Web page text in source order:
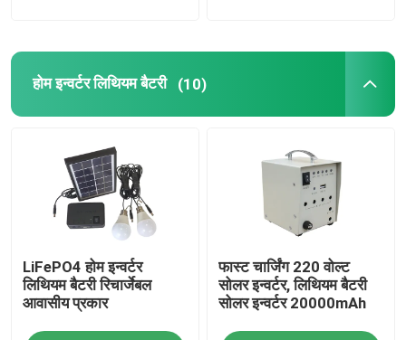
होम इन्वर्टर लिथियम बैटरी (10)
LiFePO4 होम इन्वर्टर
लिथियम बैटरी रिचार्जेबल
आवासीय प्रकार
फास्ट चार्जिंग 220 वोल्ट
सोलर इन्वर्टर, लिथियम बैटरी
सोलर इन्वर्टर 20000mAh